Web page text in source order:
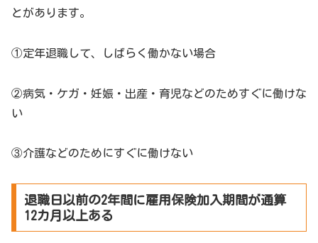
とがあります。
①定年退職して、しばらく働かない場合
②病気・ケガ・妊娠・出産・育児などのためすぐに働けな
い
③介護などのためにすぐに働けない
退職日以前の2年間に雇用保険加入期間が通算
12カ月以上ある